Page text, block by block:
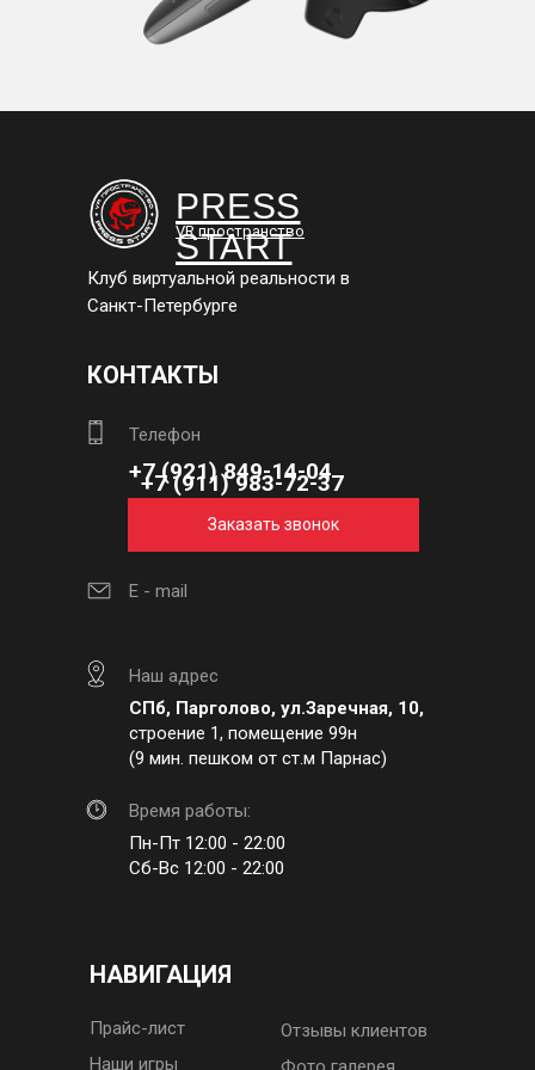
СПб, Парголово, ул.Заречная, 10,
строение 1, помещение 99н
(9 мин. пешком от ст.м Парнас)
PRESS
START
VR пространство
Пн-Пт 12:00 - 22:00
Сб-Вс 12:00 - 22:00
НАВИГАЦИЯ
Клуб виртуальной реальности в
Санкт-Петербурге
Прайс-лист
Отзывы клиентов
Наши игры
КОНТАКТЫ
Наш адрес
Время работы:
Телефон
+7 (921) 849-14-04
+7 (911) 983-72-37
E - mail
Заказать звонок